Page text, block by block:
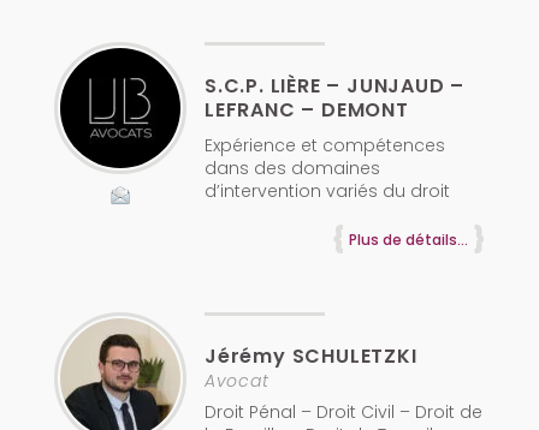
S.C.P. LIÈRE – JUNJAUD –
LEFRANC – DEMONT
Expérience et compétences
dans des domaines
d’intervention variés du droit
Plus de détails...
Jérémy SCHULETZKI
Avocat
Droit Pénal – Droit Civil – Droit de